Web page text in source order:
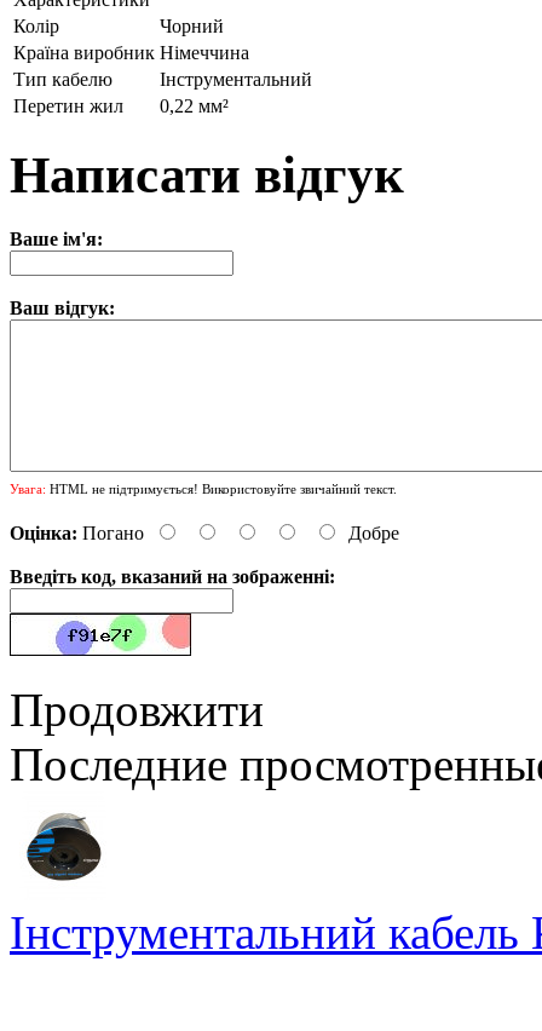
Колір
Чорний
Країна виробник Німеччина
Тип кабелю
Інструментальний
Перетин жил
0,22 мм²
Написати відгук
Ваше ім'я:
Ваш відгук:
Увага: HTML не підтримується! Використовуйте звичайний текст.
Оцінка: Погано Добре
Введіть код, вказаний на зображенні:
Продовжити
Последние
Інструментальний